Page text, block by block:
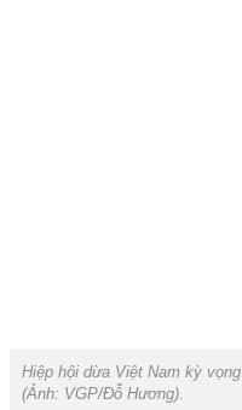
Hiệp hội dừa Việt Nam kỳ
(Ảnh: VGP/Đỗ Hương).